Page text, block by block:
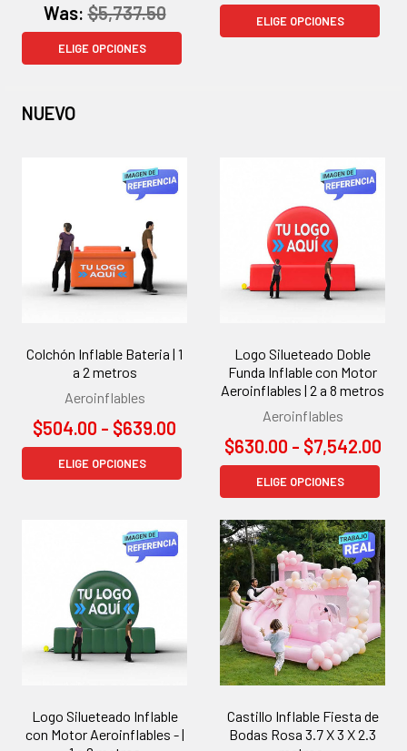
Was: $5,737.50
ELIGE OPCIONES
ELIGE OPCIONES
NUEVO
Colchón Inflable Bateria | 1
a 2 metros
Aeroinflables
$504.00 - $639.00
ELIGE OPCIONES
Logo Silueteado Doble
Funda Inflable con Motor
Aeroinflables | 2 a 8 metros
Aeroinflables
$630.00 - $7,542.00
ELIGE OPCIONES
Logo Silueteado Inflable
con Motor Aeroinflables - |
Castillo Inflable Fiesta de
Bodas Rosa 3.7 X 3 X 2.3